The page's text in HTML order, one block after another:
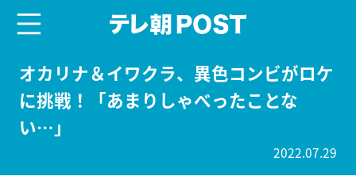
オカリナ＆イワクラ、異色コンビがロケ
に挑戦！「あまりしゃべったことな
い…」
2022.07.29